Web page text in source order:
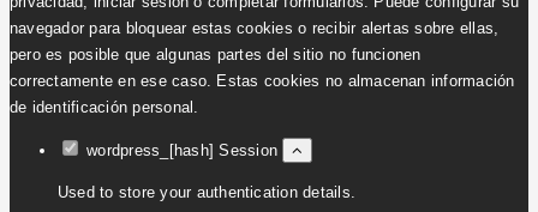
navegador para bloquear estas cookies o recibir alertas sobre ellas,
pero es posible que algunas partes del sitio no funcionen
correctamente en ese caso. Estas cookies no almacenan información
de identificación personal.
wordpress_[hash]Session
Used to store your authentication details.